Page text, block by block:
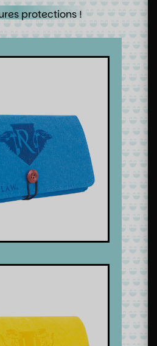
protections !